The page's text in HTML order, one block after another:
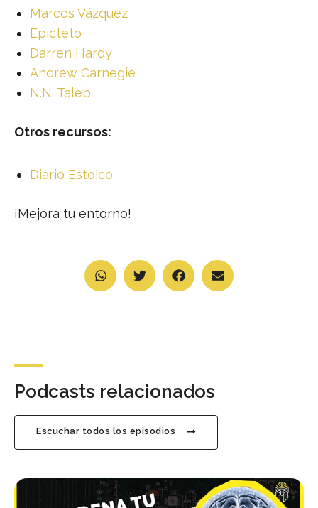
Marcos Vázquez
Epicteto
Darren Hardy
Andrew Carnegie
N.N. Taleb
Otros recursos:
Diario Estoico
¡Mejora tu entorno!
Podcasts relacionados
Escuchar todos los episodios